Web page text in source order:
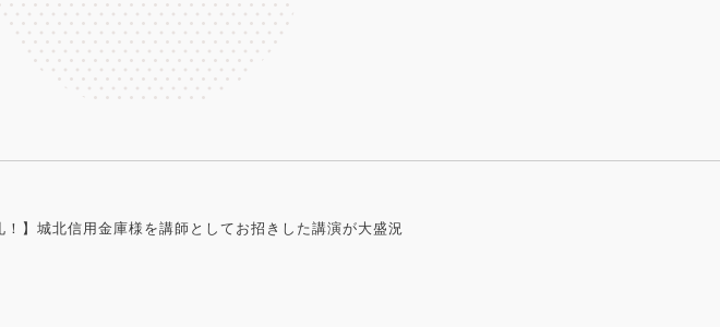
！】城北信用金庫様を講師としてお招きした講演が大盛況